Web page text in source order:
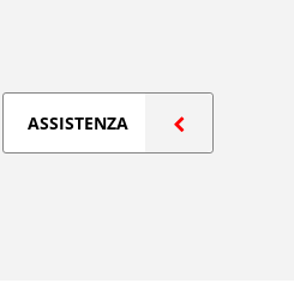
ASSISTENZA